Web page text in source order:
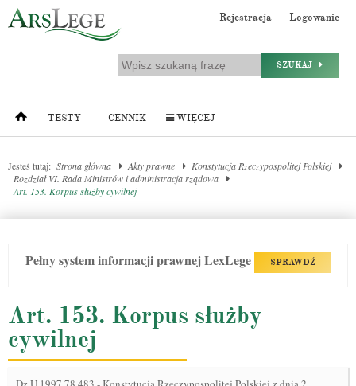
Rejestracja Logowanie
SZUKAJ
TESTY CENNIK WIĘCEJ
Jesteś tutaj: Strona główna Akty prawne
Konstytucja Rzeczypospolitej Polskiej
Rozdział VI. Rada Ministrów i administracja rządowa
Art. 153. Korpus służby cywilnej
Pełny system informacji prawnej LexLege SPRAWDŹ
Art. 153. Korpus służby
cywilnej